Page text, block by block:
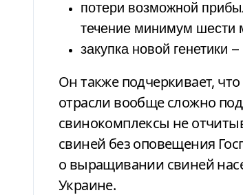
потери возможной
течение минимум шести
закупка новой генетики
Он также подчеркивает,
отрасли вообще сложно
свинокомплексы не
свиней без оповещения
о выращивании свиней
Украине.